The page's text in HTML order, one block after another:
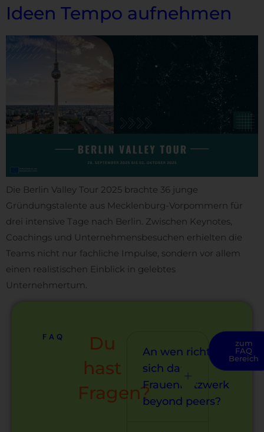
Ideen Tempo aufnehmen
Die Berlin Valley Tour 2025 brachte 36 junge
Gründungstalente aus Mecklenburg-Vorpommern für
drei intensive Tage nach Berlin. Zwischen Keynotes,
Coachings und Unternehmensbesuchen erhielten die
Teams nicht nur fachliche Impulse, sondern vor allem
einen realistischen Einblick in gelebtes
Unternehmertum.
FAQ
Du
hast
Fragen?
An wen richtet
sich das
Frauennetzwerk
beyond peers?
zum
FAQ
Bereich